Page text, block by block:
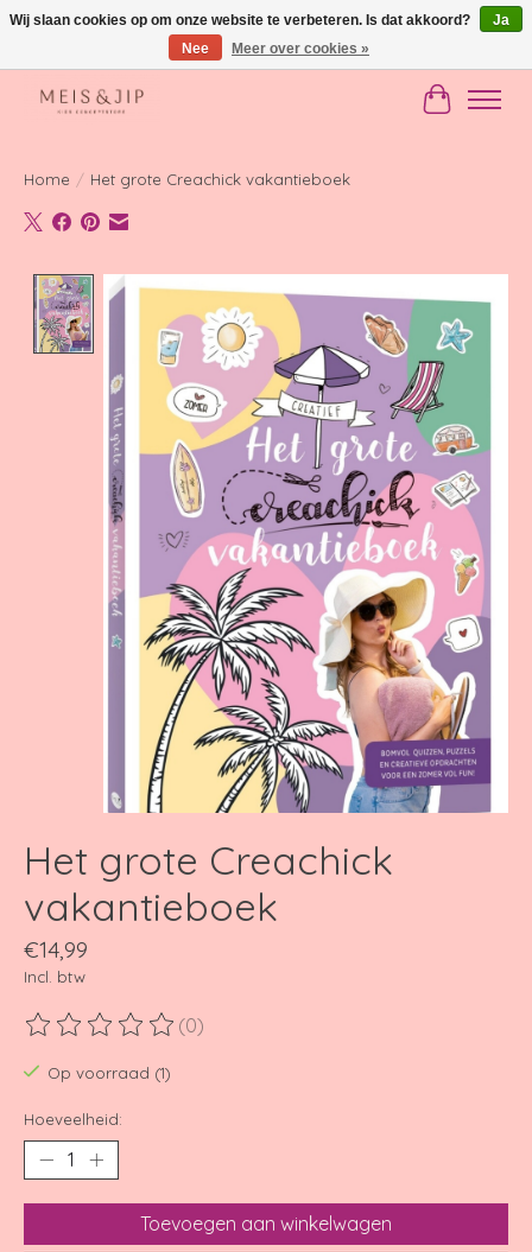
Gratis verzending in NL vanaf €150
Home / Het grote Creachick vakantieboek
Product image slideshow Items
Het grote Creachick
vakantieboek
€14,99
Incl. btw
De beoordeling van dit product is
(0)
Op voorraad (1)
Hoeveelheid:
Toevoegen aan winkelwagen
Wij slaan cookies op om onze website te verbeteren. Is dat akkoord?
Ja
Nee
Meer over cookies »